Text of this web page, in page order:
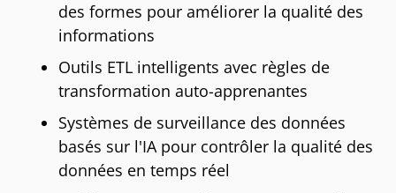
des formes pour améliorer la qualité des
informations
Outils ETL intelligents avec règles de
transformation auto-apprenantes
Systèmes de surveillance des données
basés sur l'IA pour contrôler la qualité des
données en temps réel